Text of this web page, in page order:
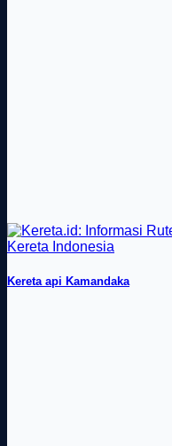
Kereta api Kamandaka